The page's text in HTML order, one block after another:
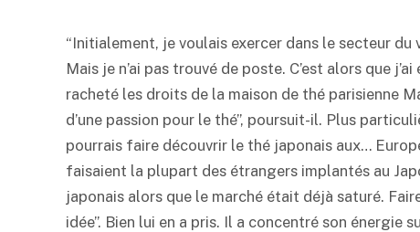
“Initialement, je voulais exercer dans le secteur du
Mais je n’ai pas trouvé de poste. C’est alors que
racheté les droits de la maison de thé parisienne
d’une passion pour le thé”, poursuit-il. Plus
pourrais faire découvrir le thé japonais aux…
faisaient la plupart des étrangers implantés au
japonais alors que le marché était déjà saturé.
idée”. Bien lui en a pris. Il a concentré son